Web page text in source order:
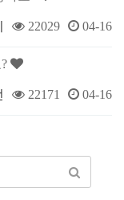
22029 04-16
22171 04-16